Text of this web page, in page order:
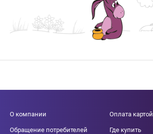
О компании
Обращение потребителей
Оплата картой
Где купить